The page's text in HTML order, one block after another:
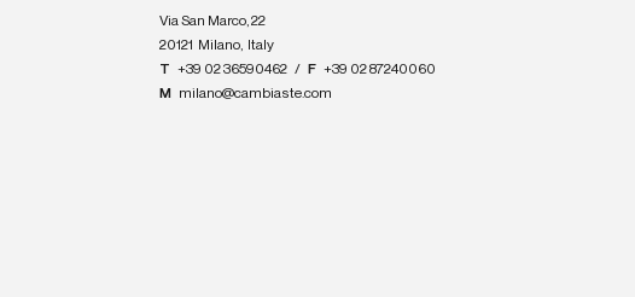
Via San Marco, 22
20121 Milano, Italy
T +39 02 36590462 / F +39 02 87240060
M
milano@cambiaste.com